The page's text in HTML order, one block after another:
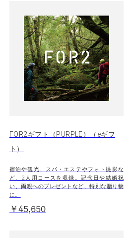
FOR2ギフト（PURPLE）（eギフ
ト）
宿泊や観光、スパ・エステやフォト撮影な
ど、2人用コースを収録。記念日や結婚祝
い、両親へのプレゼントなど、特別な贈り物
に。
￥45,650